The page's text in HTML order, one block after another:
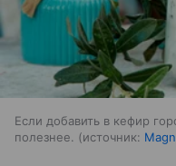
Если добавить в кефир
полезнее.
источник: